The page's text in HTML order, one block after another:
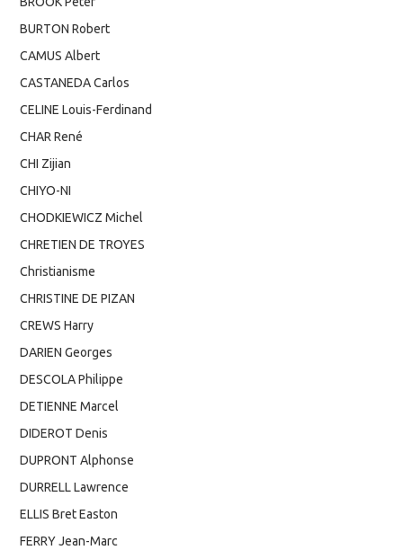
BURTON Robert
CAMUS Albert
CASTANEDA Carlos
CELINE Louis-Ferdinand
CHAR René
CHI Zijian
CHIYO-NI
CHODKIEWICZ Michel
CHRETIEN DE TROYES
Christianisme
CHRISTINE DE PIZAN
CREWS Harry
DARIEN Georges
DESCOLA Philippe
DETIENNE Marcel
DIDEROT Denis
DUPRONT Alphonse
DURRELL Lawrence
ELLIS Bret Easton
FERRY Jean-Marc